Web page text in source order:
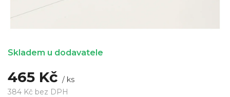
465 Kč / ks
384 Kč bez DPH
Skladem u dodavatele